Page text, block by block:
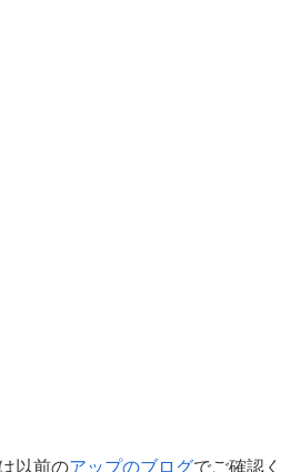
以前のアップのブログでご確認く